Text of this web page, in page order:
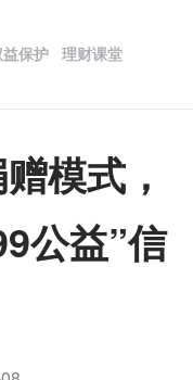
保护
理财课堂
模式，
公益”信